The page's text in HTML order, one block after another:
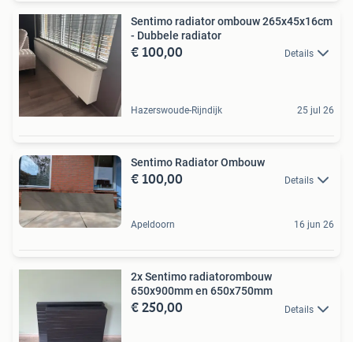
Sentimo radiator ombouw 265x45x16cm
- Dubbele radiator
€ 100,00 Details
Hazerswoude-Rijndijk 25 jul 26
Sentimo Radiator Ombouw
€ 100,00 Details
Apeldoorn 16 jun 26
2x Sentimo radiatorombouw
650x900mm en 650x750mm
€ 250,00 Details